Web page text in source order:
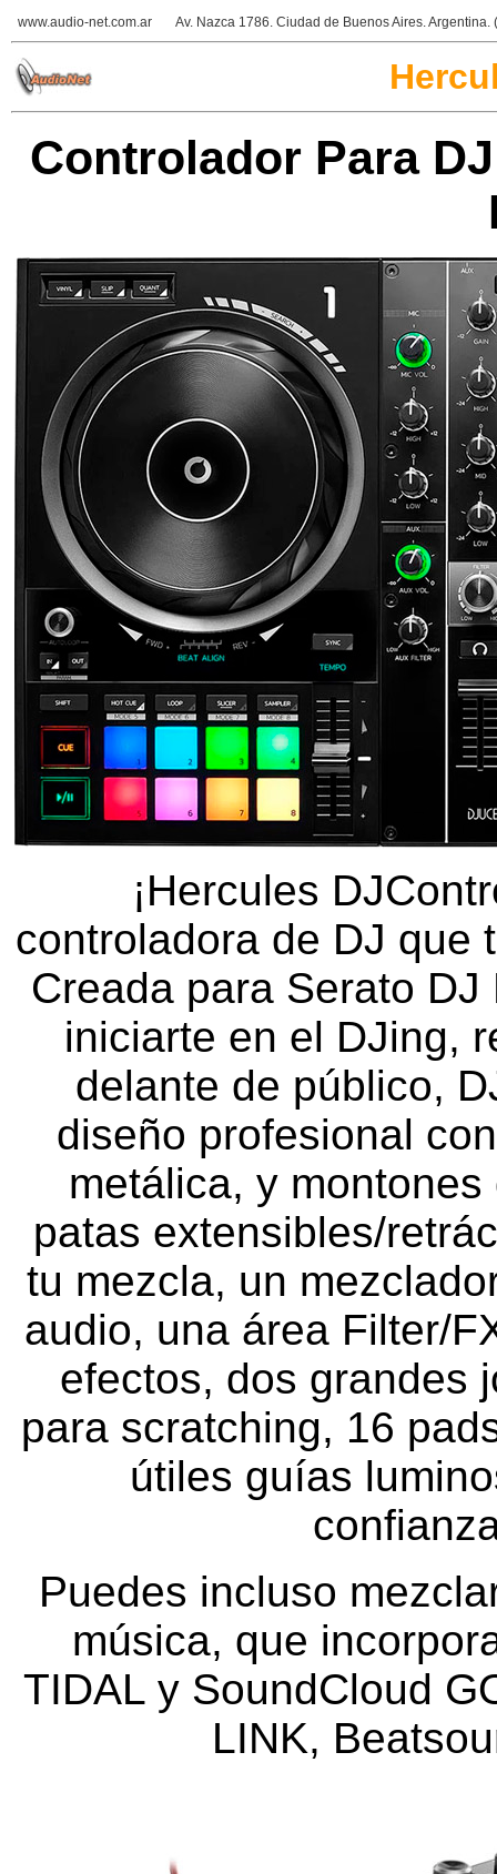
www.audio-net.com.ar Av. Nazca 1786. Ciudad de Buenos Aires. Argentina.
Controlador Para
¡Hercules
controladora de DJ que
Creada para Serato
iniciarte en el DJing,
delante de público,
diseño profesional
metálica, y
patas extensibles/
tu mezcla, un
audio, una área Filter/
efectos, dos grandes
para scratching, 16
útiles guías
Puedes incluso
música, que
TIDAL y SoundCloud
LINK,